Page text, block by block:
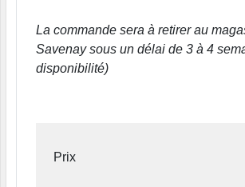
La commande sera à retirer au
Savenay sous un délai de 3 à 4
disponibilité)
Prix